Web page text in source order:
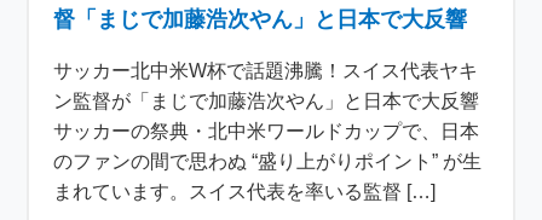
督「まじで加藤浩次やん」と日本で大反響
サッカー北中米W杯で話題沸騰！スイス代表ヤキ
ン監督が「まじで加藤浩次やん」と日本で大反響
サッカーの祭典・北中米ワールドカップで、日本
のファンの間で思わぬ “盛り上がりポイント” が生
まれています。スイス代表を率いる監督 […]